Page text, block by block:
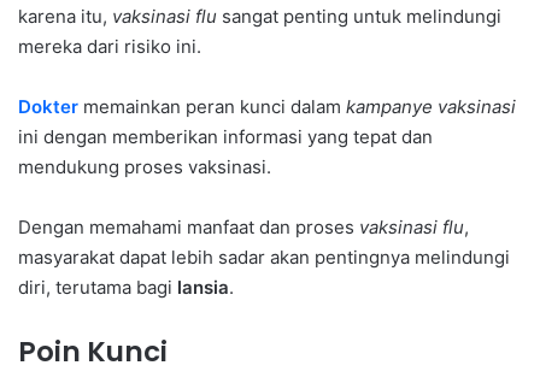
karena itu, vaksinasi flu sangat penting untuk melindungi
mereka dari risiko ini.
Dokter memainkan peran kunci dalam kampanye vaksinasi
ini dengan memberikan informasi yang tepat dan
mendukung proses vaksinasi.
Dengan memahami manfaat dan proses vaksinasi flu,
masyarakat dapat lebih sadar akan pentingnya melindungi
diri, terutama bagi lansia.
Poin Kunci